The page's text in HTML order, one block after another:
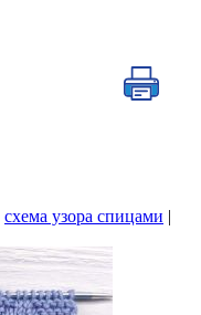
схема узора спицами